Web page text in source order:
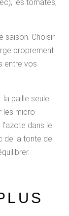
les tomates,
saison. Choisir
proprement
entre vos
la paille seule
les micro-
dans le
de la tonte de